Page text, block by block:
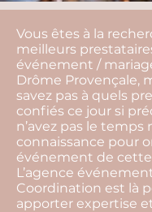
Vous êtes à la
meilleurs
événement /
Drôme Provençale,
savez pas à quels
confiés ce jour si
n’avez pas le temps
connaissance pour
événement de
L’agence
Coordination est là
apporter expertise